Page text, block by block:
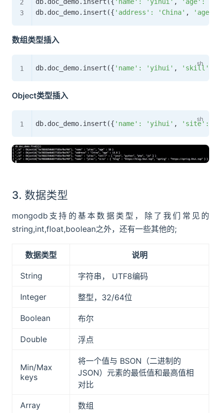
db.doc_demo.insert ({ 'address' : 'China' , 'age'
数组类型插入
db.doc_demo.insert ({ 'name' : 'yihui' , 'skill'
Object类型插入
db.doc_demo.insert ({ 'name' : 'yihui' , 'site' :
3. 数据类型
mongodb支持的基本数据类型，除了我们常见的
string,int,float,boolean之外，还有一些其他的;
数据类型 说明
String 字符串， UTF8编码
Integer 整型，32/64位
Boolean 布尔
Double 浮点
Min/Max
keys
将一个值与 BSON（二进制的
JSON）元素的最低值和最高值相
对比
Array 数组